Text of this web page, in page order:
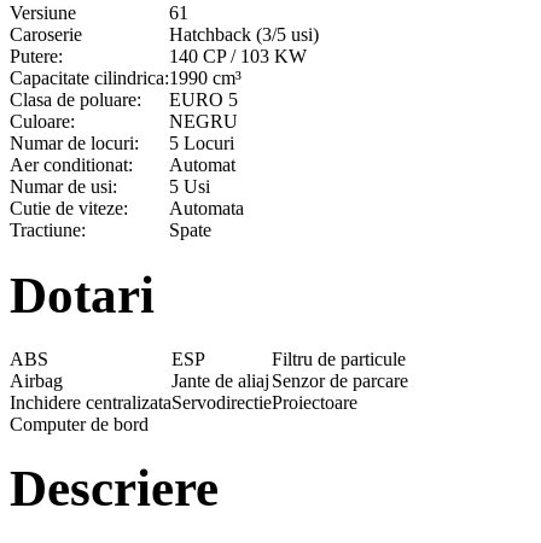
Versiune
61
Caroserie
Hatchback (3/5 usi)
Putere:
140 CP / 103 KW
Capacitate cilindrica:1990 cm³
Clasa de poluare:
EURO 5
Culoare:
NEGRU
Numar de locuri:
5 Locuri
Aer conditionat:
Automat
Numar de usi:
5 Usi
Cutie de viteze:
Automata
Tractiune:
Spate
Dotari
ABS ESP
Filtru de particule
Airbag
Jante de aliaj Senzor de parcare
Inchidere centralizataServodirectieProiectoare
Computer de bord
Descriere